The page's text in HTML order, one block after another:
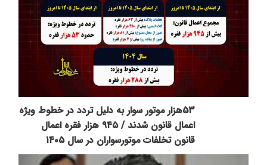
53هزار موتور سوار به دلیل تردد در خطوط ویژه
اعمال قانون شدند / ۹۴۵ هزار فقره اعمال
قانون تخلفات موتورسواران در سال ۱۴۰۵